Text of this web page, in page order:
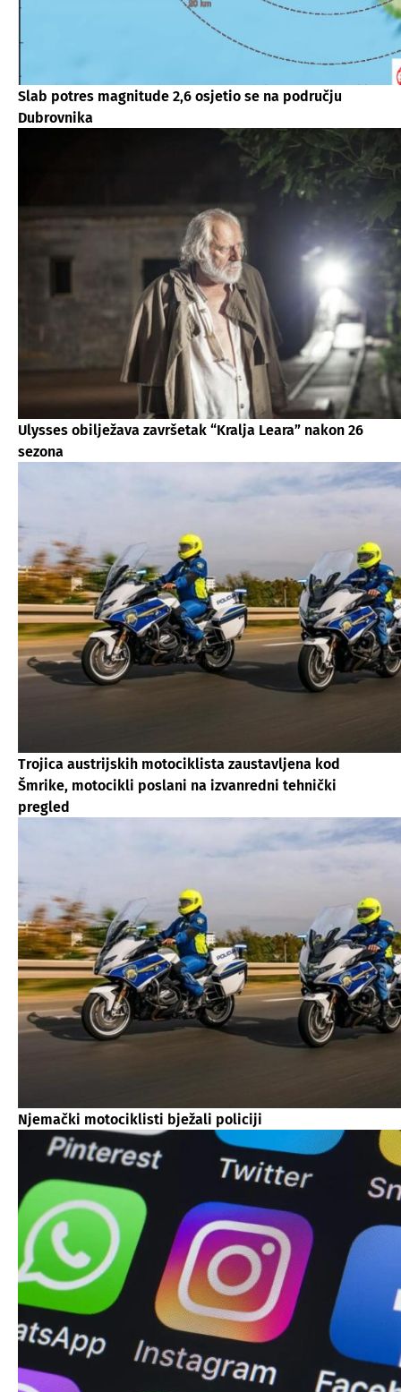
Slab potres magnitude 2,6 osjetio se na području
Dubrovnika
Ulysses obilježava završetak “Kralja Leara” nakon 26
sezona
Trojica austrijskih motociklista zaustavljena kod
Šmrike, motocikli poslani na izvanredni tehnički
pregled
Njemački motociklisti bježali policiji